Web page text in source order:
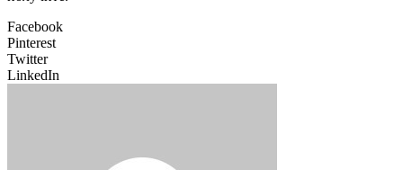
Facebook
Pinterest
Twitter
LinkedIn